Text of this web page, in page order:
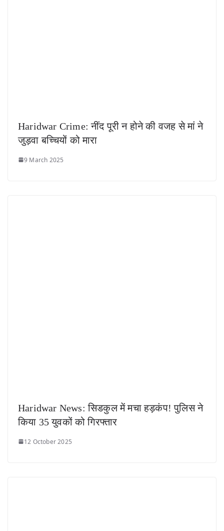
Haridwar Crime: नींद पूरी न होने की वजह से मां ने
जुड़वा बच्चियों को मारा
9 March 2025
Haridwar News: सिडकुल में मचा हड़कंप! पुलिस ने
किया 35 युवकों को गिरफ्तार
12 October 2025